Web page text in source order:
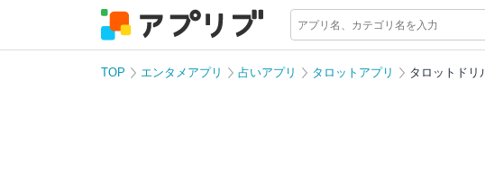
TOP エンタメアプリ 占いアプリ タロットアプリ タロットドリ